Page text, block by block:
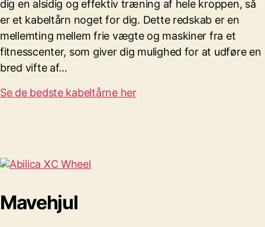
dig en alsidig og effektiv træning af hele kroppen, så
er et kabeltårn noget for dig. Dette redskab er en
mellemting mellem frie vægte og maskiner fra et
fitnesscenter, som giver dig mulighed for at udføre en
bred vifte af…
Se de bedste kabeltårne her
Mavehjul